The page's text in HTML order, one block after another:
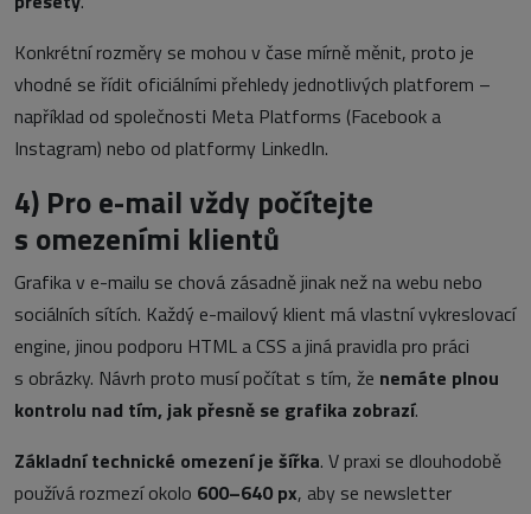
Konkrétní rozměry se mohou v čase mírně měnit, proto je
vhodné se řídit oficiálními přehledy jednotlivých platforem –
například od společnosti Meta Platforms (Facebook a
Instagram) nebo od platformy LinkedIn.
4) Pro e-mail vždy počítejte
s omezeními klientů
Grafika v e-mailu se chová zásadně jinak než na webu nebo
sociálních sítích. Každý e-mailový klient má vlastní vykreslovací
engine, jinou podporu HTML a CSS a jiná pravidla pro práci
s obrázky. Návrh proto musí počítat s tím, že nemáte plnou
kontrolu nad tím, jak přesně se grafika zobrazí.
Základní technické omezení je šířka. V praxi se dlouhodobě
používá rozmezí okolo 600–640 px, aby se newsletter